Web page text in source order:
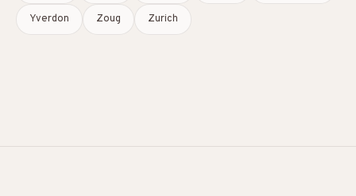
Yverdon Zoug Zurich